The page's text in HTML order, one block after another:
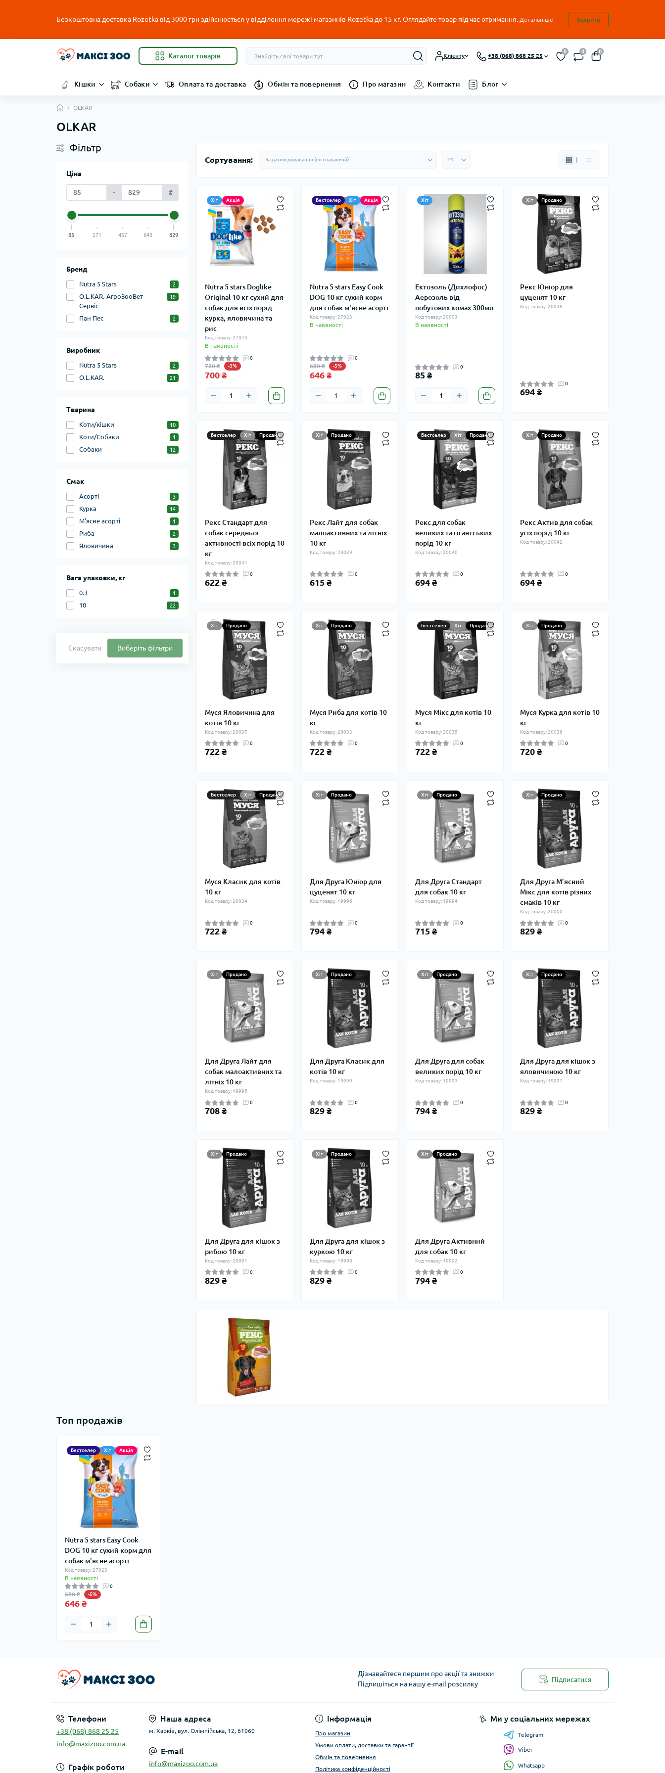
Безкоштовна доставка Rozetka від 3000 грн здійснюється у відділення мережі магазинів Rozetka до 15 кг. Оглядайте товар під час отримання. Детальніше Закрити
Каталог товарів Клієнту +38 (068) 868 25 25
0 0 0
Кішки Собаки Оплата та доставка Обмін та повернення Про магазин Контакти Блог
ОLKAR
ОLKAR
Фільтр
Ціна
- ₴
85 271 457 643 829
Бренд
Nutra 5 Stars 2
О.L.KAR.-АгроЗооВет-
Сервіс
19
Пан Пес 2
Виробник
Nutra 5 Stars 2
О.L.KAR. 21
Тварина
Коти/кішки 10
Коти/Собаки 1
Собаки 12
Смак
Асорті 3
Курка 14
М'ясне асорті 1
Риба 2
Яловичина 3
Вага упаковки, кг
0.3 1
10 22
Скасувати Виберіть фільтри
Сортування:
Хіт Акція
Nutra 5 stars Doglike
Original 10 кг сухий для
собак для всіх порід
курка, яловичина та
рис
Код товару: 27023
В наявності
0
720 ₴ -3%
700 ₴
Бестселер Хіт Акція
Nutra 5 stars Easy Cook
DOG 10 кг сухий корм
для собак м'ясне асорті
Код товару: 27023
В наявності
0
680 ₴ -5%
646 ₴
Хіт
Ектозоль (Дихлофос)
Аерозоль від
побутових комах 300мл
Код товару: 20003
В наявності
0
85 ₴
Хіт Продано
Рекс Юніор для
цуценят 10 кг
Код товару: 20038
0
694 ₴
Бестселер Хіт Продано
Рекс Стандарт для
собак середньої
активності всіх порід 10
кг
Код товару: 20041
0
622 ₴
Хіт Продано
Рекс Лайт для собак
малоактивних та літніх
10 кг
Код товару: 20039
0
615 ₴
Бестселер Хіт Продано
Рекс для собак
великих та гігантських
порід 10 кг
Код товару: 20040
0
694 ₴
Хіт Продано
Рекс Актив для собак
усіх порід 10 кг
Код товару: 20042
0
694 ₴
Хіт Продано
Муся Яловичина для
котів 10 кг
Код товару: 20037
0
722 ₴
Хіт Продано
Муся Риба для котів 10
кг
Код товару: 20033
0
722 ₴
Бестселер Хіт Продано
Муся Мікс для котів 10
кг
Код товару: 20035
0
722 ₴
Хіт Продано
Муся Курка для котів 10
кг
Код товару: 20036
0
720 ₴
Бестселер Хіт Продано
Муся Класик для котів
10 кг
Код товару: 20034
0
722 ₴
Хіт Продано
Для Друга Юніор для
цуценят 10 кг
Код товару: 19996
0
794 ₴
Хіт Продано
Для Друга Стандарт
для собак 10 кг
Код товару: 19994
0
715 ₴
Хіт Продано
Для Друга М'ясний
Мікс для котів різних
смаків 10 кг
Код товару: 20000
0
829 ₴
Хіт Продано
Для Друга Лайт для
собак малоактивних та
літніх 10 кг
Код товару: 19995
0
708 ₴
Хіт Продано
Для Друга Класик для
котів 10 кг
Код товару: 19999
0
829 ₴
Хіт Продано
Для Друга для собак
великих порід 10 кг
Код товару: 19993
0
794 ₴
Хіт Продано
Для Друга для кішок з
яловичиною 10 кг
Код товару: 19997
0
829 ₴
Хіт Продано
Для Друга для кішок з
рибою 10 кг
Код товару: 20001
0
829 ₴
Хіт Продано
Для Друга для кішок з
куркою 10 кг
Код товару: 19998
0
829 ₴
Хіт Продано
Для Друга Активний
для собак 10 кг
Код товару: 19992
0
794 ₴
Топ продажів
Бестселер Хіт Акція
Nutra 5 stars Easy Cook
DOG 10 кг сухий корм для
собак м'ясне асорті
Код товару: 27023
В наявності
0
680 ₴ -5%
646 ₴
Дізнавайтеся першим про акції та знижки
Підпишіться на нашу e-mail розсилку
Підписатися
Телефони
+38 (068) 868 25 25
info@maxizoo.com.ua
Графік роботи
Наша адреса
м. Харків, вул. Олімпійська, 12, 61060
E-mail
info@maxizoo.com.ua
Інформація
Про магазин
Умови оплати, доставки та гарантії
Обмін та повернення
Політика конфіденційності
Ми у соціальних мережах
Telegram
Viber
Whatsapp